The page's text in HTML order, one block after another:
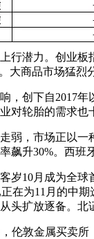
行潜力。创业
大商品市场猛烈
创下自2017年
对轮胎的需求
市场正以一种
升30%。西班
10月成为全球
正在为11月的
头扩放逐备。北
敦金属买卖所